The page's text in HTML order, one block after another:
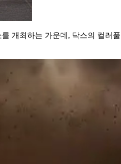
개최하는 가운데, 닥스의 컬러